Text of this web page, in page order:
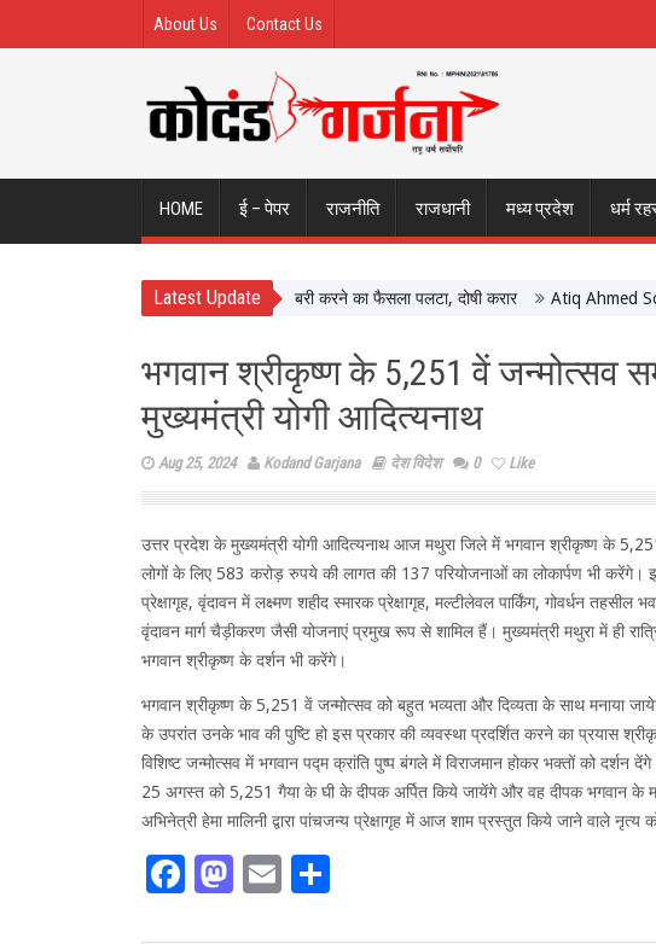
About Us Contact Us
HOME ई – पेपर राजनीति राजधानी मध्य प्रदेश धर्म
Latest Update
Assault Case: Bombay HC ने बरी करने का फैसला पलटा, दोषी करार Atiq Ahmed Son
भगवान श्रीकृष्ण के 5,251 वें जन्मोत्सव
मुख्यमंत्री योगी आदित्यनाथ
Aug 25, 2024 Kodand Garjana देश विदेश 0 Like
उत्तर प्रदेश के मुख्यमंत्री योगी आदित्यनाथ आज मथुरा जिले में भगवान श्रीकृष्ण के
लोगों के लिए 583 करोड़ रुपये की लागत की 137 परियोजनाओं का लोकार्पण भी करेंगे।
प्रेक्षागृह, वृंदावन में लक्ष्मण शहीद स्मारक प्रेक्षागृह, मल्टीलेवल पार्किंग, गोवर्धन तहसील
वृंदावन मार्ग चैड़ीकरण जैसी योजनाएं प्रमुख रूप से शामिल हैं। मुख्यमंत्री मथुरा में ही
भगवान श्रीकृष्ण के दर्शन भी करेंगे।
भगवान श्रीकृष्ण के 5,251 वें जन्मोत्सव को बहुत भव्यता और दिव्यता के साथ मनाया
के उपरांत उनके भाव की पुष्टि हो इस प्रकार की व्यवस्था प्रदर्शित करने का प्रयास
विशिष्ट जन्मोत्सव में भगवान पद्म क्रांति पुष्प बंगले में विराजमान होकर भक्तों को दर्शन
25 अगस्त को 5,251 गैया के घी के दीपक अर्पित किये जायेंगे और वह दीपक भगवान के
अभिनेत्री हेमा मालिनी द्वारा पांचजन्य प्रेक्षागृह में आज शाम प्रस्तुत किये जाने वाले नृत्य
Facebook
Mastodon
Email